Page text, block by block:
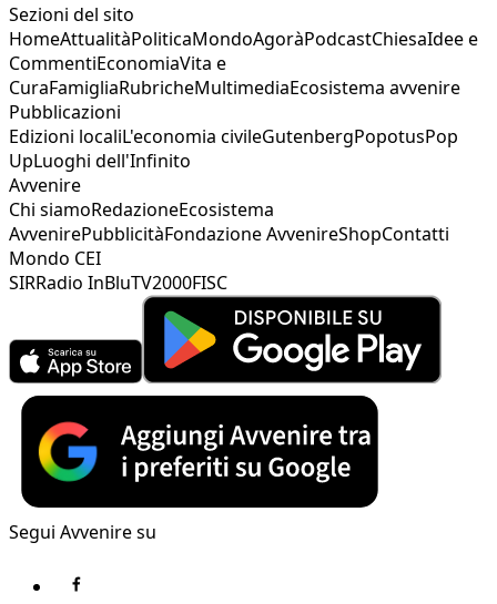
Sezioni del sito
HomeAttualitàPoliticaMondoAgoràPodcastChiesaIdee e
CommentiEconomiaVita e
CuraFamigliaRubricheMultimediaEcosistema avvenire
Pubblicazioni
Edizioni localiL'economia civileGutenbergPopotusPop
UpLuoghi dell'Infinito
Avvenire
Chi siamoRedazioneEcosistema
AvvenirePubblicitàFondazione AvvenireShopContatti
Mondo CEI
SIRRadio InBluTV2000FISC
Segui Avvenire su